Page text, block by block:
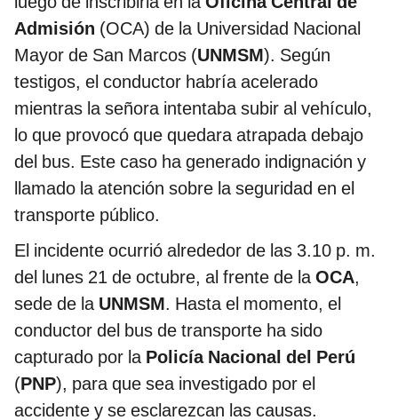
Admisión (OCA) de la Universidad Nacional
Mayor de San Marcos (UNMSM). Según
testigos, el conductor habría acelerado
mientras la señora intentaba subir al vehículo,
lo que provocó que quedara atrapada debajo
del bus. Este caso ha generado indignación y
llamado la atención sobre la seguridad en el
transporte público.
El incidente ocurrió alrededor de las 3.10 p. m.
del lunes 21 de octubre, al frente de laOCA,
sede de la UNMSM. Hasta el momento, el
conductor del bus de transporte ha sido
capturado por la Policía Nacional del Perú
(PNP), para que sea investigado por el
accidente y se esclarezcan las causas.